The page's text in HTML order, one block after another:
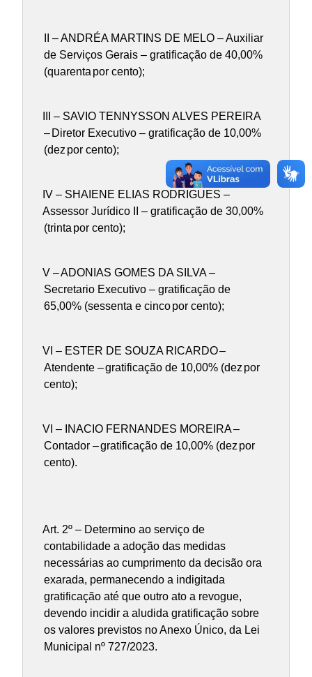
II – ANDRÉA MARTINS DE MELO – Auxiliar
de Serviços Gerais – gratificação de 40,00%
(quarentapor cento);
III – SAVIO TENNYSSON ALVES PEREIRA
– Diretor Executivo – gratificação de 10,00%
(dezpor cento);
IV – SHAIENE ELIAS RODRIGUES –
Assessor Jurídico II
– gratificação de 30,00%
(trintapor cento);
V –ADONIAS GOMES DA SILVA –
Secretario Executivo – gratificação de
65,00% (sessenta e cincopor cento);
VI – ESTER DE SOUZA RICARDO–
Atendente –gratificação de 10,00% (dezpor
cento);
VI – INACIO FERNANDES MOREIRA–
Contador –gratificação de 10,00% (dezpor
cento).
Art. 2º – Determino ao serviço de
contabilidade a adoção das medidas
necessárias ao cumprimento da decisão ora
exarada, permanecendo a indigitada
gratificação até que outro ato a revogue,
devendo incidir a aludida gratificação sobre
os valores previstos no Anexo Único, da Lei
Municipal nº 727/2023.